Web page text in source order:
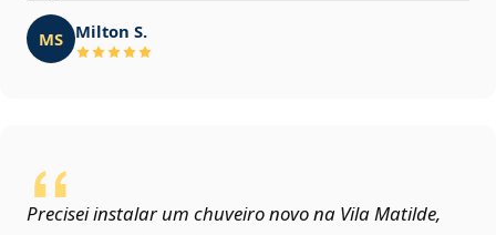
MS Milton S.
Precisei instalar um chuveiro novo na Vila Matilde,